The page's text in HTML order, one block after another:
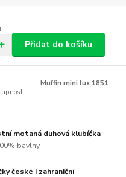
Přidat do košíku
Muffin mini lux 1851
motaná duhová klubíčka
bavlny
české i zahraniční